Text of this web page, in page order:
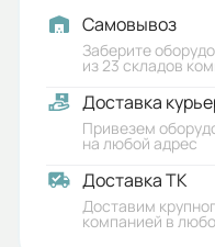
Диаметр
200
Внутренний
трубы в
Гарантия, лет:
Самовывоз
Заберите
из 23 складов
Доставка
Привезем
на любой адрес
Доставка ТК
Доставим
компанией в